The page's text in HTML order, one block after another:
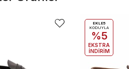
EKLE5
KODUYLA
%5
EKSTRA
İNDİRİM